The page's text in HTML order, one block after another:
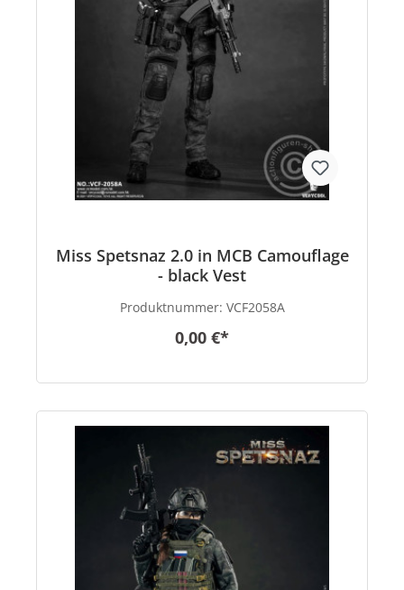
Miss Spetsnaz 2.0 in MCB Camouflage
- black Vest
Produktnummer: VCF2058A
0,00 €*